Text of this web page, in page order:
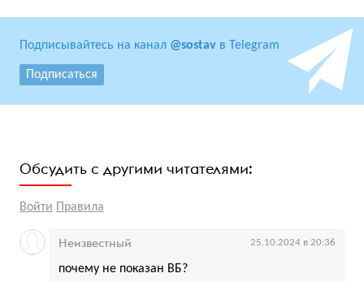
Подписывайтесь на канал @sostav в Telegram
Подписаться
Обсудить с другими читателями:
Войти Правила
почему не показан ВБ?
Неизвестный 25.10.2024 в 20:36